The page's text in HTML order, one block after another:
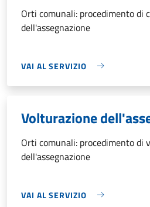
Orti comunali: procedimento di
dell'assegnazione
VAI AL SERVIZIO
Volturazione
Orti comunali: procedimento di
dell'assegnazione
VAI AL SERVIZIO